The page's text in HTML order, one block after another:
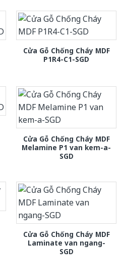
Cửa Gỗ Chống Cháy MDF
P1R4-C1-SGD
Cửa Gỗ Chống Cháy MDF
Melamine P1 van kem-a-
SGD
Cửa Gỗ Chống Cháy MDF
Laminate van ngang-
SGD